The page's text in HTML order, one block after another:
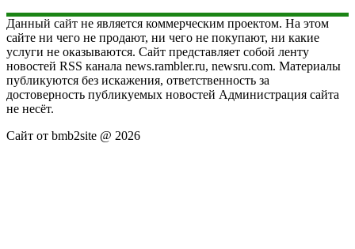
Данный сайт не является коммерческим проектом. На этом
сайте ни чего не продают, ни чего не покупают, ни какие
услуги не оказываются. Сайт представляет собой ленту
новостей RSS канала news.rambler.ru, newsru.com. Материалы
публикуются без искажения, ответственность за
достоверность публикуемых новостей Администрация сайта
не несёт.
Сайт от bmb2site @ 2026